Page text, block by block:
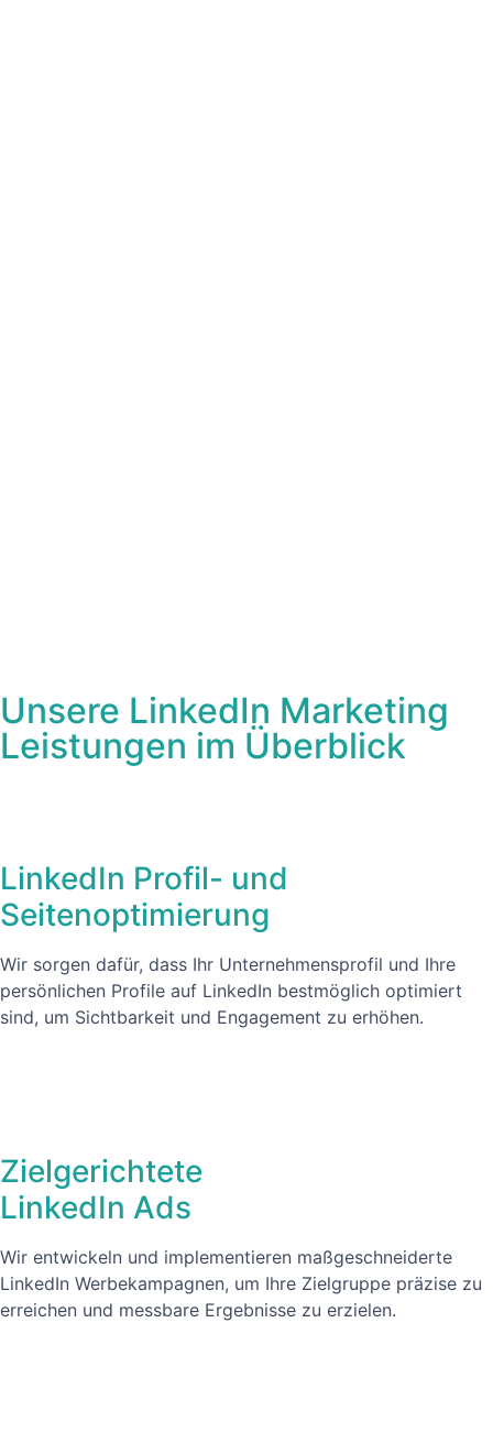
Unsere LinkedIn Marketing
Leistungen im Überblick
LinkedIn Profil- und
Seitenoptimierung
Wir sorgen dafür, dass Ihr Unternehmensprofil und Ihre
persönlichen Profile auf LinkedIn bestmöglich optimiert
sind, um Sichtbarkeit und Engagement zu erhöhen.
Zielgerichtete
LinkedIn Ads
Wir entwickeln und implementieren maßgeschneiderte
LinkedIn Werbekampagnen, um Ihre Zielgruppe präzise zu
erreichen und messbare Ergebnisse zu erzielen.